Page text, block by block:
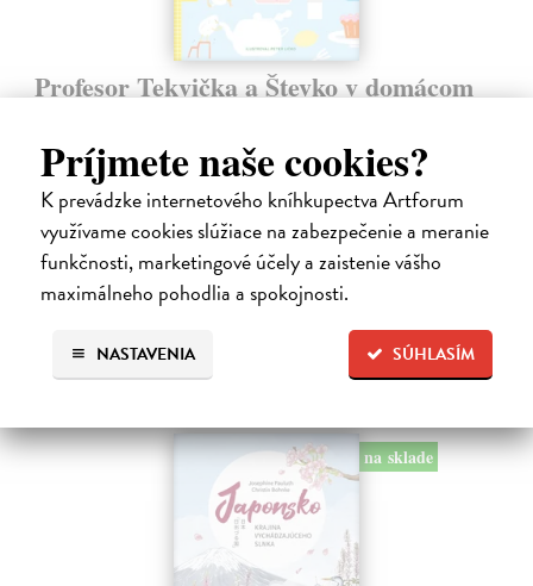
Príjmete naše cookies?
K prevádzke internetového kníhkupectva Artforum
využívame cookies slúžiace na zabezpečenie a meranie
funkčnosti, marketingové účely a zaistenie vášho
maximálneho pohodlia a spokojnosti.
SÚHLASÍM
NASTAVENIA
Profesor Tekvička a Števko v domácom
Šušaníková Ivana
| Kniha
Vedeli ste, že si doma môžete vyrobiť soľné šperky, vlastné jogurty,
recyklovaný papier aj dúhu? Vyskúšajte so svojimi deťmi tridsať
jednoduchých pokusov s bežnými predmetmi a materiálmi.
Na sklade
14,20 €
na sklade